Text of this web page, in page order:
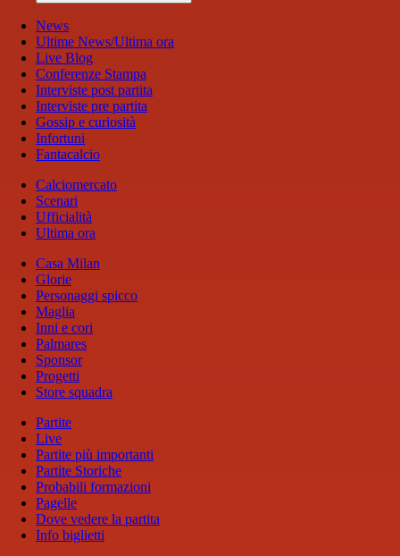
News
Ultime News/Ultima ora
Live Blog
Conferenze Stampa
Interviste post partita
Interviste pre partita
Gossip e curiosità
Infortuni
Fantacalcio
Calciomercato
Scenari
Ufficialità
Ultima ora
Casa Milan
Glorie
Personaggi spicco
Maglia
Inni e cori
Palmares
Sponsor
Progetti
Store squadra
Partite
Live
Partite più importanti
Partite Storiche
Probabili formazioni
Pagelle
Dove vedere la partita
Info biglietti